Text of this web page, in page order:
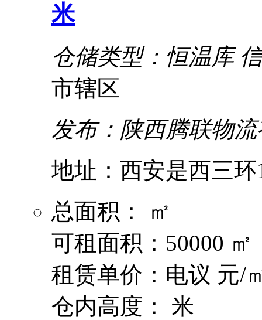
米
仓储类型：恒温库
市辖区
发布：陕西腾联物
地址：西安是西三环
总面积： ㎡
可租面积：50000 ㎡
租赁单价：电议 元/
仓内高度： 米